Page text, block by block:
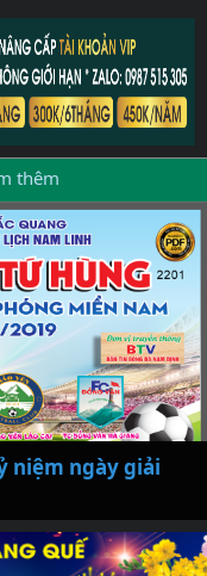
thêm
niệm ngày giải